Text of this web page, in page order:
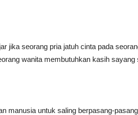
jika seorang pria jatuh cinta pada
wanita membutuhkan kasih sayang
manusia untuk saling berpasang-